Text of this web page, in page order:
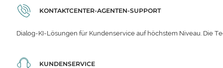
KONTAKTCENTER-AGENTEN-SUPPORT
Dialog-KI-Lösungen für Kundenservice auf höchstem Niveau. Die
KUNDENSERVICE